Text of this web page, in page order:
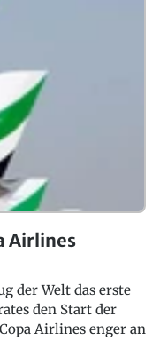
Airlines
der Welt das erste
den Start der
Airlines enger an